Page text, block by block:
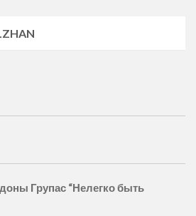
Групас “Нелегко быть